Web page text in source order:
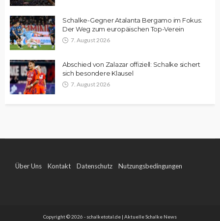
Schalke-Gegner Atalanta Bergamo im Fokus:
Der Weg zum europäischen Top-Verein
7. August 2026
Abschied von Zalazar offiziell: Schalke sichert
sich besondere Klausel
7. August 2026
Über Uns Kontakt Datenschutz Nutzungsbedingungen
Copyright © 2026 - schalketotal.de | Aktuelle Schalke News